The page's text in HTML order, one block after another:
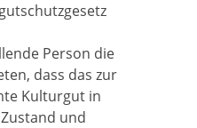
Person die
dass das zur
Kulturgut in
und